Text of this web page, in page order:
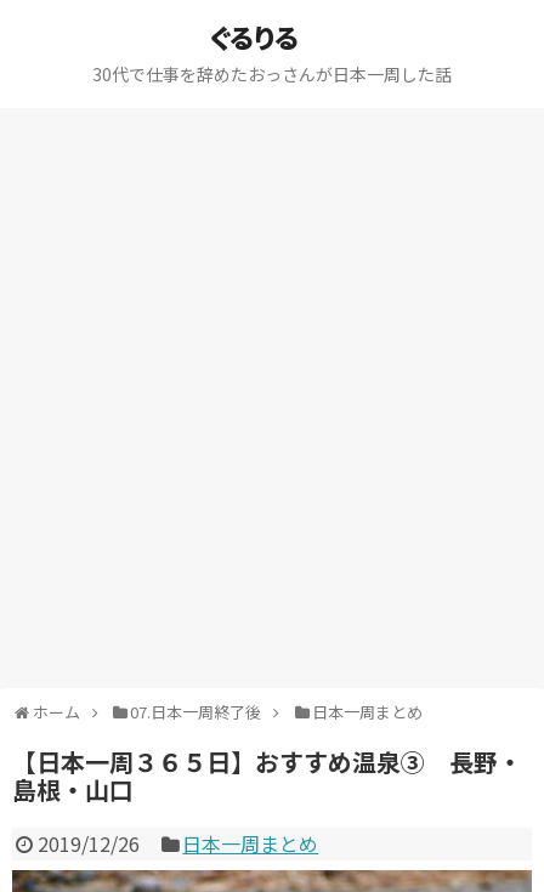
ぐるりる
30代で仕事を辞めたおっさんが日本一周した話
ホーム 07.日本一周終了後 日本一周まとめ
【日本一周３６５日】おすすめ温泉③ 長野・
島根・山口
2019/12/26 日本一周まとめ